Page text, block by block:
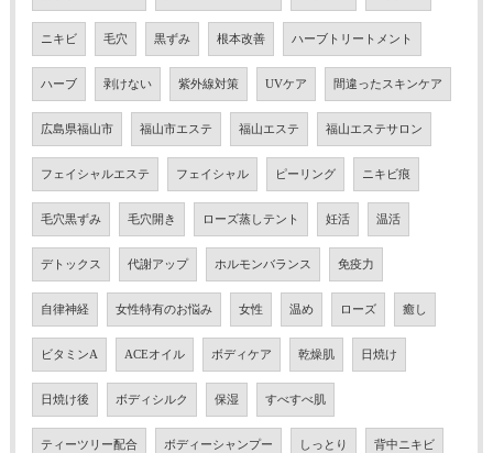
ニキビ 毛穴 黒ずみ 根本改善 ハーブトリートメント
ハーブ 剥けない 紫外線対策 UVケア 間違ったスキンケア
広島県福山市 福山市エステ 福山エステ 福山エステサロン
フェイシャルエステ フェイシャル ピーリング ニキビ痕
毛穴黒ずみ 毛穴開き ローズ蒸しテント 妊活 温活
デトックス 代謝アップ ホルモンバランス 免疫力
自律神経 女性特有のお悩み 女性 温め ローズ 癒し
ビタミンA ACEオイル ボディケア 乾燥肌 日焼け
日焼け後 ボディシルク 保湿 すべすべ肌
ティーツリー配合 ボディーシャンプー しっとり 背中ニキビ